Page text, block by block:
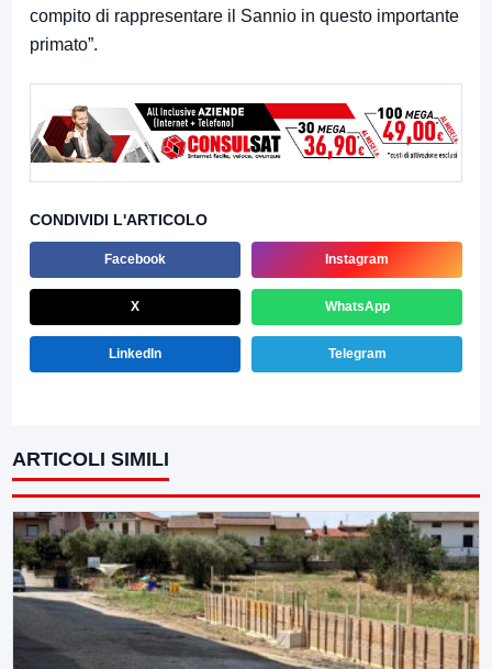
compito di rappresentare il Sannio in questo importante
primato”.
CONDIVIDI L'ARTICOLO
Facebook Instagram
X WhatsApp
LinkedIn Telegram
ARTICOLI SIMILI